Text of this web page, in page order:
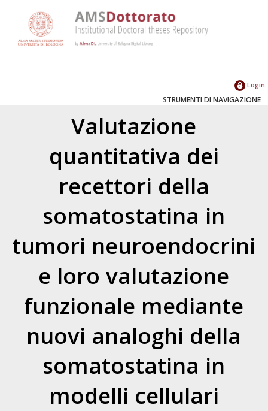
Login
STRUMENTI DI NAVIGAZIONE
Valutazione
quantitativa dei
recettori della
somatostatina in
tumori neuroendocrini
e loro valutazione
funzionale mediante
nuovi analoghi della
somatostatina in
modelli cellulari